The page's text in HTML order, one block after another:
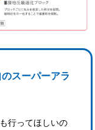
スーパーアラ
行ってほしいの